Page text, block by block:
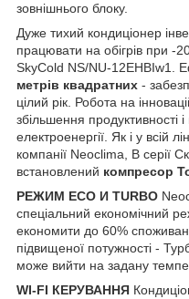
зовнішнього блоку.
Дуже тихий кондиціонер
працювати на обігрів при -
SkyCold NS/NU-12EHBIw1.
метрів квадратних -
цілий рік. Робота на
збільшення
електроенергії. Як і у всій
компанії Neoclima, В серії
встановлений компресор
РЕЖИМ ECO И TURBO
спеціальний економічний
економити до 60%
підвищеної потужності -
може вийти на задану
WI-FI КЕРУВАННЯ